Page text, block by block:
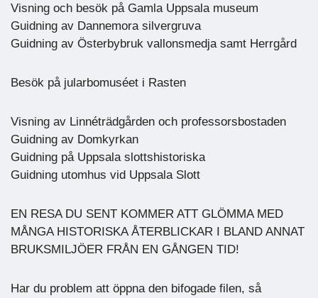
Visning och besök på Gamla Uppsala museum
Guidning av Dannemora silvergruva
Guidning av Österbybruk vallonsmedja samt Herrgård
Besök på jularbomuséet i Rasten
Visning av Linnéträdgården och professorsbostaden
Guidning av Domkyrkan
Guidning på Uppsala slottshistoriska
Guidning utomhus vid Uppsala Slott
EN RESA DU SENT KOMMER ATT GLÖMMA MED
MÅNGA HISTORISKA ÅTERBLICKAR I BLAND ANNAT
BRUKSMILJÖER FRÅN EN GÅNGEN TID!
Har du problem att öppna den bifogade filen, så